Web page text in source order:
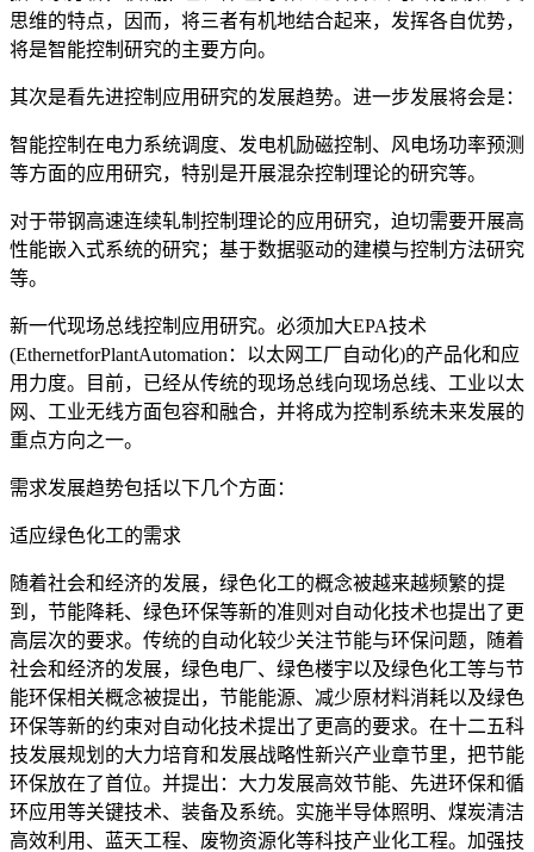
思维的特点，因而，将三者有机地结合起来，发挥各自优势，
将是智能控制研究的主要方向。
其次是看先进控制应用研究的发展趋势。进一步发展将会是：
智能控制在电力系统调度、发电机励磁控制、风电场功率预测
等方面的应用研究，特别是开展混杂控制理论的研究等。
对于带钢高速连续轧制控制理论的应用研究，迫切需要开展高
性能嵌入式系统的研究；基于数据驱动的建模与控制方法研究
等。
新一代现场总线控制应用研究。必须加大EPA技术
(EthernetforPlantAutomation：以太网工厂自动化)的产品化和应
用力度。目前，已经从传统的现场总线向现场总线、工业以太
网、工业无线方面包容和融合，并将成为控制系统未来发展的
重点方向之一。
需求发展趋势包括以下几个方面：
适应绿色化工的需求
随着社会和经济的发展，绿色化工的概念被越来越频繁的提
到，节能降耗、绿色环保等新的准则对自动化技术也提出了更
高层次的要求。传统的自动化较少关注节能与环保问题，随着
社会和经济的发展，绿色电厂、绿色楼宇以及绿色化工等与节
能环保相关概念被提出，节能能源、减少原材料消耗以及绿色
环保等新的约束对自动化技术提出了更高的要求。在十二五科
技发展规划的大力培育和发展战略性新兴产业章节里，把节能
环保放在了首位。并提出：大力发展高效节能、先进环保和循
环应用等关键技术、装备及系统。实施半导体照明、煤炭清洁
高效利用、蓝天工程、废物资源化等科技产业化工程。加强技